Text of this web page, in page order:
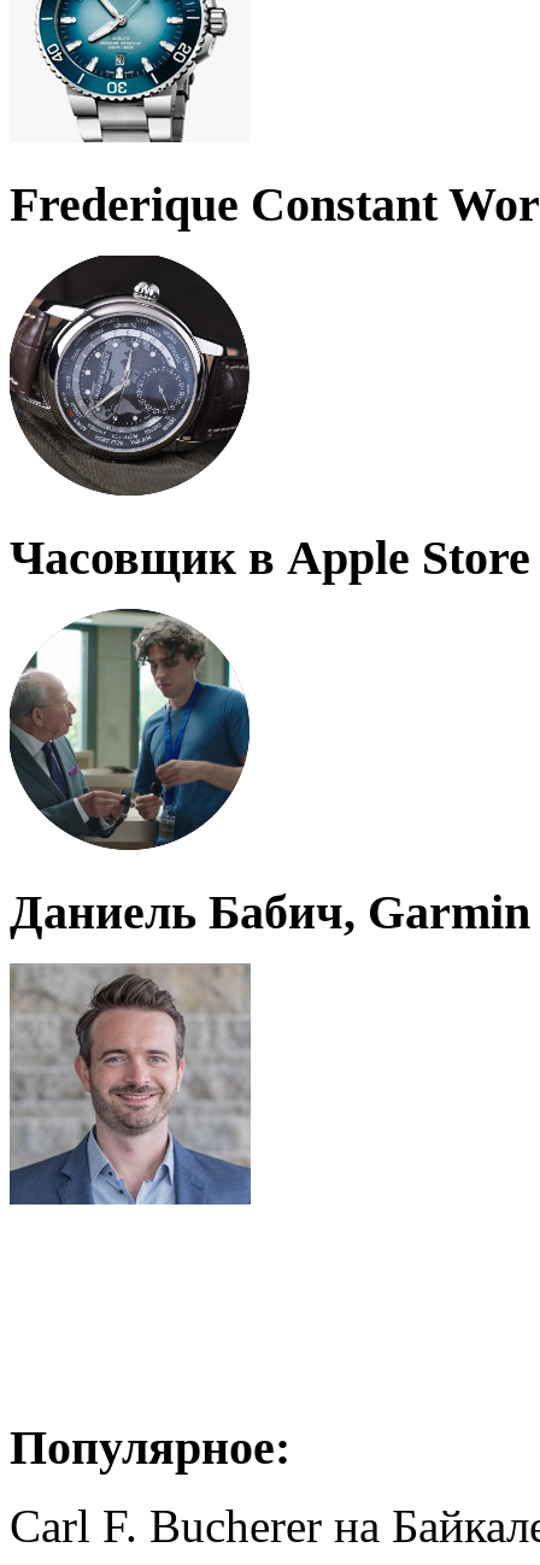
Frederique Constant
Часовщик в Apple Store
Даниель Бабич, Garmin
Популярное:
Carl F. Bucherer на